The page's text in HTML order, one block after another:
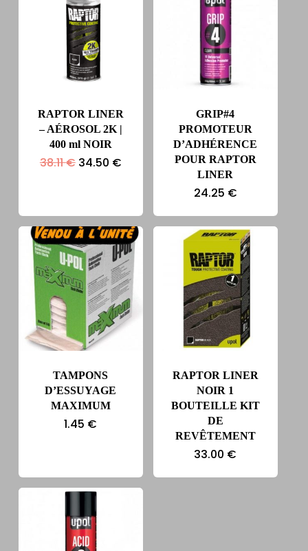
RAPTOR LINER
– AÉROSOL 2K |
400 ml NOIR
38.11€ Le
34.50 €Le
GRIP#4
PROMOTEUR
D’ADHÉRENCE
POUR RAPTOR
LINER
24.25 €
TAMPONS
D’ESSUYAGE
MAXIMUM
1.45 €
RAPTOR LINER
NOIR 1
BOUTEILLE KIT
DE
REVÊTEMENT
33.00 €